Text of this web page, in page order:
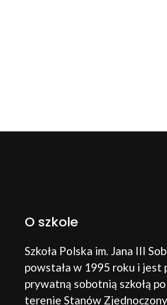
O szkole
Szkoła Polska im. Jana III
powstała w 1995 roku i jest
prywatną sobotnią szkołą
terenie Stanów